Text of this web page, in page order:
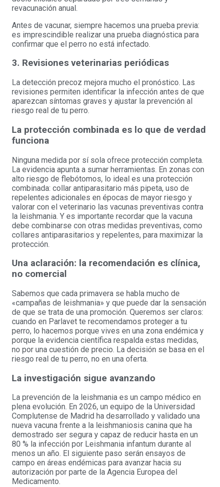
revacunación anual.
Antes de vacunar, siempre hacemos una prueba previa:
es imprescindible realizar una prueba diagnóstica para
confirmar que el perro no está infectado.
3. Revisiones veterinarias periódicas
La detección precoz mejora mucho el pronóstico. Las
revisiones permiten identificar la infección antes de que
aparezcan síntomas graves y ajustar la prevención al
riesgo real de tu perro.
La protección combinada es lo que de verdad
funciona
Ninguna medida por sí sola ofrece protección completa.
La evidencia apunta a sumar herramientas. En zonas con
alto riesgo de flebótomos, lo ideal es una protección
combinada: collar antiparasitario más pipeta, uso de
repelentes adicionales en épocas de mayor riesgo y
valorar con el veterinario las vacunas preventivas contra
la leishmania. Y es importante recordar que la vacuna
debe combinarse con otras medidas preventivas, como
collares antiparasitarios y repelentes, para maximizar la
protección.
Una aclaración: la recomendación es clínica,
no comercial
Sabemos que cada primavera se habla mucho de
«campañas de leishmania» y que puede dar la sensación
de que se trata de una promoción. Queremos ser claros:
cuando en Parlavet te recomendamos proteger a tu
perro, lo hacemos porque vives en una zona endémica y
porque la evidencia científica respalda estas medidas,
no por una cuestión de precio. La decisión se basa en el
riesgo real de tu perro, no en una oferta.
La investigación sigue avanzando
La prevención de la leishmania es un campo médico en
plena evolución. En 2026, un equipo de la Universidad
Complutense de Madrid ha desarrollado y validado una
nueva vacuna frente a la leishmaniosis canina que ha
demostrado ser segura y capaz de reducir hasta en un
80 % la infección por Leishmania infantum durante al
menos un año. El siguiente paso serán ensayos de
campo en áreas endémicas para avanzar hacia su
autorización por parte de la Agencia Europea del
Medicamento.